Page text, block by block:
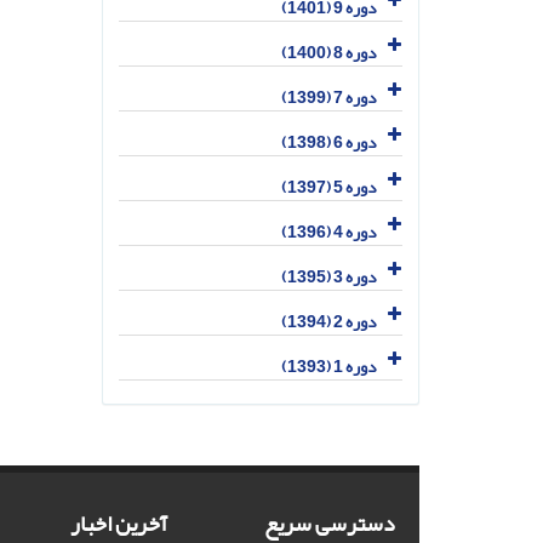
دوره 9 (1401)
دوره 8 (1400)
دوره 7 (1399)
دوره 6 (1398)
دوره 5 (1397)
دوره 4 (1396)
دوره 3 (1395)
دوره 2 (1394)
دوره 1 (1393)
دسترسی سریع آخرین اخبار